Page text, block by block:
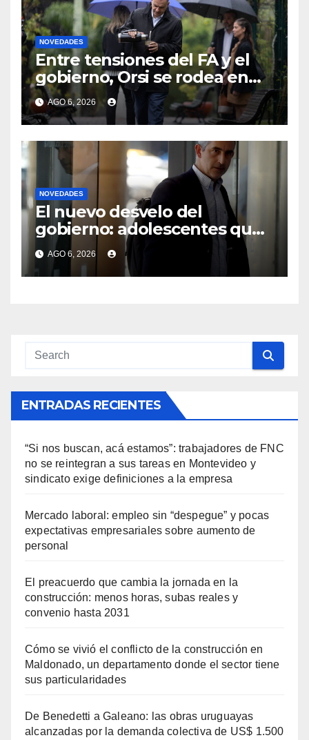
NOVEDADES
Entre tensiones del FA y el
gobierno, Orsi se rodea en
reuniones políticas
reservadas mientras el
partido apela a los ministros
para responder a
“demandas” de la gente
AGO 6, 2026
NOVEDADES
El nuevo desvelo del
gobierno: adolescentes que
eligen trabajar en vez de
estudiar, una “puja” de
derechos
AGO 6, 2026
ENTRADAS RECIENTES
“Si nos buscan, acá estamos”: trabajadores de FNC
no se reintegran a sus tareas en Montevideo y
sindicato exige definiciones a la empresa
Mercado laboral: empleo sin “despegue” y pocas
expectativas empresariales sobre aumento de
personal
El preacuerdo que cambia la jornada en la
construcción: menos horas, subas reales y
convenio hasta 2031
Cómo se vivió el conflicto de la construcción en
Maldonado, un departamento donde el sector tiene
sus particularidades
De Benedetti a Galeano: las obras uruguayas
alcanzadas por la demanda colectiva de US$ 1.500